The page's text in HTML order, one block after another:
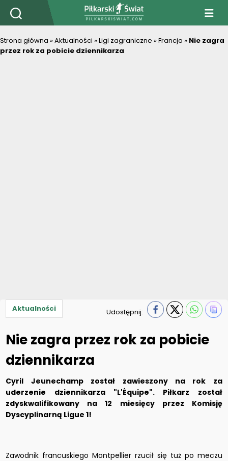
PiłkarskiSwiat.com
Strona główna »Aktualności »Ligi zagraniczne »Francja » Nie zagra
przez rok za pobicie dziennikarza
Aktualności Udostępnij:
Nie zagra przez rok za pobicie
dziennikarza
Cyril Jeunechamp został zawieszony na rok za
uderzenie dziennikarza "L'Équipe". Piłkarz został
zdyskwalifikowany na 12 miesięcy przez Komisję
Dyscyplinarną Ligue 1!
Zawodnik francuskiego Montpellier rzucił się tuż po meczu